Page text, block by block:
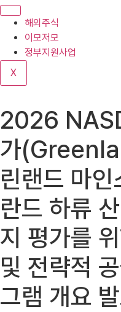
로
기
해외주식
이모저모
정부지원사업
X
2026
가
린랜드 마
란드 하류
지 평가를
및 전략적
그램 개요